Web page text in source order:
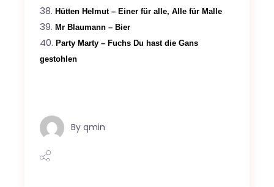
Hütten Helmut – Einer für alle, Alle für Malle
Mr Blaumann – Bier
Party Marty – Fuchs Du hast die Gans
gestohlen
By qmin